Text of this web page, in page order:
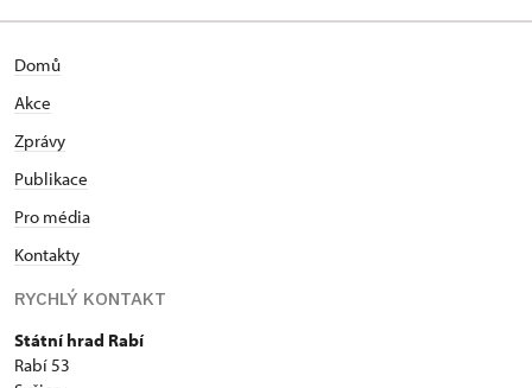
Domů
Akce
Zprávy
Publikace
Pro média
Kontakty
RYCHLÝ KONTAKT
Státní hrad Rabí
Rabí 53